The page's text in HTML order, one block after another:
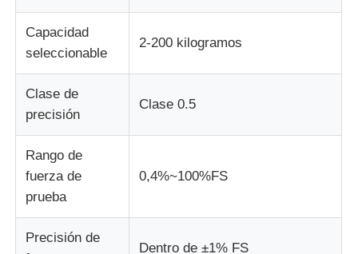
Capacidad
seleccionable
2-200 kilogramos
Clase de
precisión
Clase 0.5
Rango de
fuerza de
prueba
0,4%~100%FS
Precisión de
Dentro de ±1% FS